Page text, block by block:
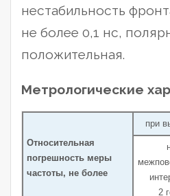
нестабильность
не более 0,1 нс,
положительная.
Метрологические
Относительная
погрешность меры
частоты, не более
при
2